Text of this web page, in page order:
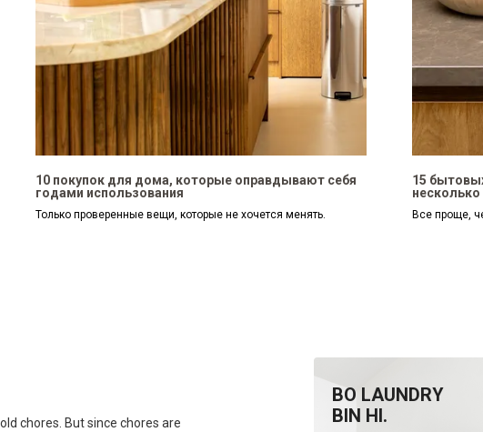
10 покупок для дома, которые оправдывают себя
годами использования
Только проверенные вещи, которые не хочется менять.
15
Все проще,
chores. But since chores areМЕСТА НА КУХНЕ.
BO LAUNDRY
BIN HI.